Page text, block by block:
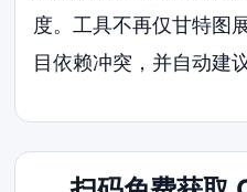
度。工具不再仅甘特图
目依赖冲突，并自动建